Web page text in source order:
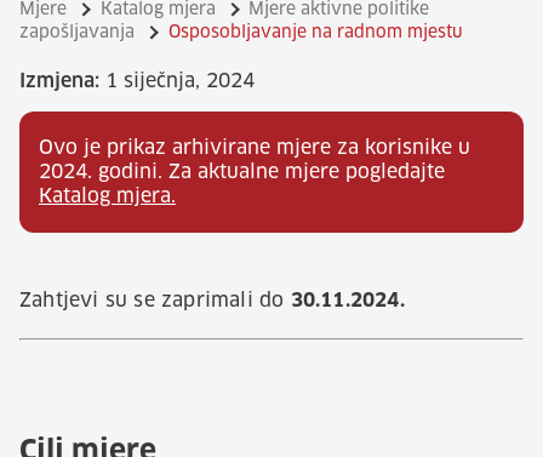
Mjere Katalog mjera
Mjere aktivne politike
zapošljavanja
Osposobljavanje na radnom mjestu
Izmjena: 1 siječnja, 2024
Ovo je prikaz arhivirane mjere za korisnike u
2024. godini. Za aktualne mjere pogledajte
Katalog mjera.
Zahtjevi su se zaprimali do 30.11.2024.